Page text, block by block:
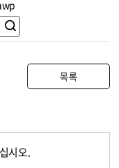
목록
시오.